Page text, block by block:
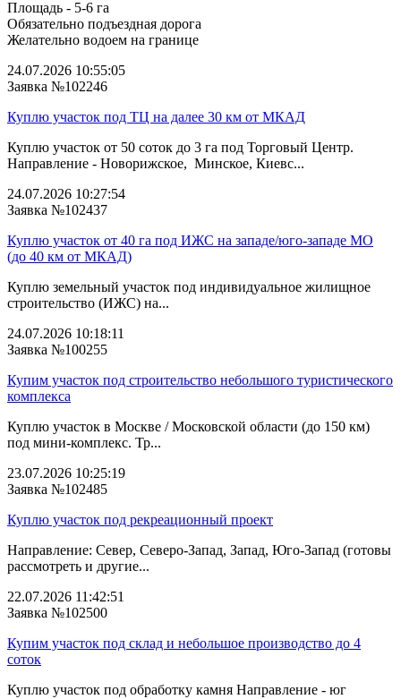
Площадь - 5-6 га
Обязательно подъездная дорога
Желательно водоем на границе
24.07.2026 10:55:05
Заявка №102246
Куплю участок под ТЦ на далее 30 км от МКАД
Куплю участок от 50 соток до 3 га под Торговый Центр.
Направление - Новорижское, Минское, Киевс...
24.07.2026 10:27:54
Заявка №102437
Куплю участок от 40 га под ИЖС на западе/юго‑западе МО
(до 40 км от МКАД)
Куплю земельный участок под индивидуальное жилищное
строительство (ИЖС) на...
24.07.2026 10:18:11
Заявка №100255
Купим участок под строительство небольшого туристического
комплекса
Куплю участок в Москве / Московской области (до 150 км)
под мини-комплекс. Тр...
23.07.2026 10:25:19
Заявка №102485
Куплю участок под рекреационный проект
Направление: Север, Северо-Запад, Запад, Юго-Запад (готовы
рассмотреть и другие...
22.07.2026 11:42:51
Заявка №102500
Купим участок под склад и небольшое производство до 4
соток
Куплю участок под обработку камня Направление - юг